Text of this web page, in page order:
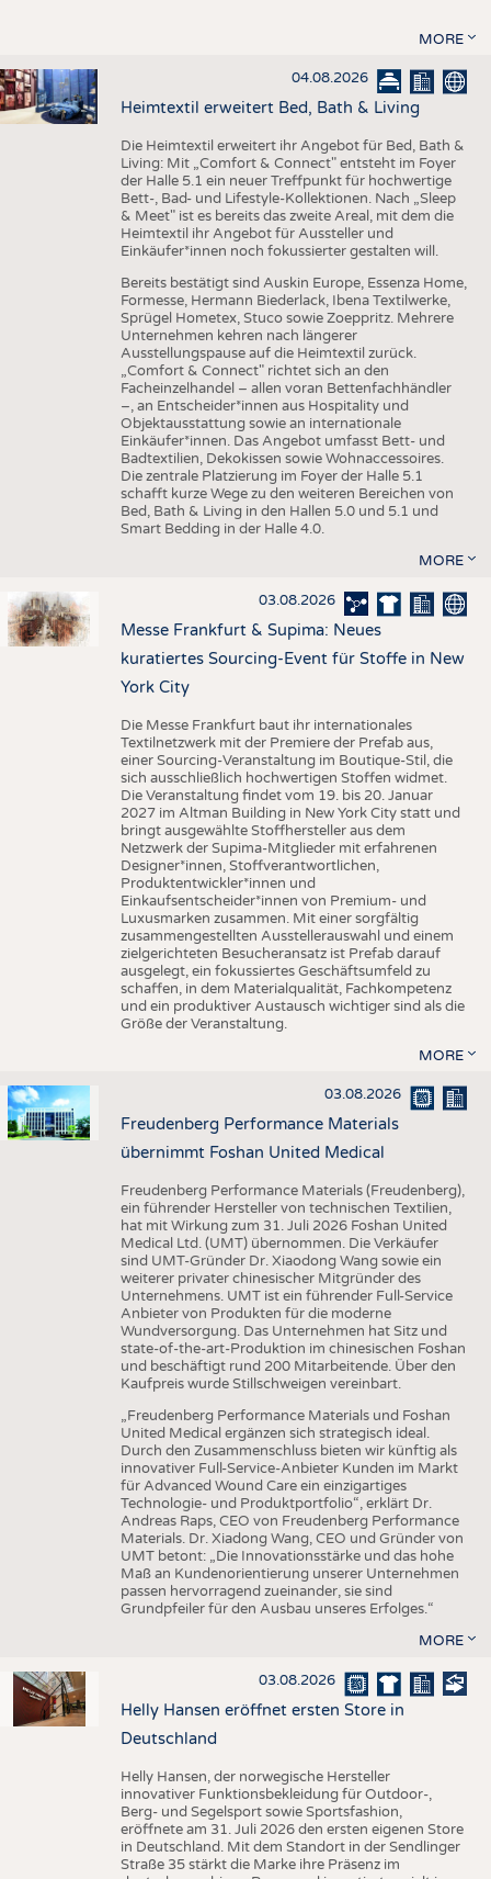
MORE
04.08.2026
Heimtextil erweitert Bed, Bath & Living
Die Heimtextil erweitert ihr Angebot für Bed, Bath &
Living: Mit „Comfort & Connect" entsteht im Foyer
der Halle 5.1 ein neuer Treffpunkt für hochwertige
Bett-, Bad- und Lifestyle-Kollektionen. Nach „Sleep
& Meet" ist es bereits das zweite Areal, mit dem die
Heimtextil ihr Angebot für Aussteller und
Einkäufer*innen noch fokussierter gestalten will.
Bereits bestätigt sind Auskin Europe, Essenza Home,
Formesse, Hermann Biederlack, Ibena Textilwerke,
Sprügel Hometex, Stuco sowie Zoeppritz. Mehrere
Unternehmen kehren nach längerer
Ausstellungspause auf die Heimtextil zurück.
„Comfort & Connect" richtet sich an den
Facheinzelhandel – allen voran Bettenfachhändler
–, an Entscheider*innen aus Hospitality und
Objektausstattung sowie an internationale
Einkäufer*innen. Das Angebot umfasst Bett- und
Badtextilien, Dekokissen sowie Wohnaccessoires.
Die zentrale Platzierung im Foyer der Halle 5.1
schafft kurze Wege zu den weiteren Bereichen von
Bed, Bath & Living in den Hallen 5.0 und 5.1 und
Smart Bedding in der Halle 4.0.
MORE
03.08.2026
Messe Frankfurt & Supima: Neues
kuratiertes Sourcing-Event für Stoffe in New
York City
Die Messe Frankfurt baut ihr internationales
Textilnetzwerk mit der Premiere der Prefab aus,
einer Sourcing-Veranstaltung im Boutique-Stil, die
sich ausschließlich hochwertigen Stoffen widmet.
Die Veranstaltung findet vom 19. bis 20. Januar
2027 im Altman Building in New York City statt und
bringt ausgewählte Stoffhersteller aus dem
Netzwerk der Supima-Mitglieder mit erfahrenen
Designer*innen, Stoffverantwortlichen,
Produktentwickler*innen und
Einkaufsentscheider*innen von Premium- und
Luxusmarken zusammen. Mit einer sorgfältig
zusammengestellten Ausstellerauswahl und einem
zielgerichteten Besucheransatz ist Prefab darauf
ausgelegt, ein fokussiertes Geschäftsumfeld zu
schaffen, in dem Materialqualität, Fachkompetenz
und ein produktiver Austausch wichtiger sind als die
Größe der Veranstaltung.
MORE
03.08.2026
Freudenberg Performance Materials
übernimmt Foshan United Medical
Freudenberg Performance Materials (Freudenberg),
ein führender Hersteller von technischen Textilien,
hat mit Wirkung zum 31. Juli 2026 Foshan United
Medical Ltd. (UMT) übernommen. Die Verkäufer
sind UMT-Gründer Dr. Xiaodong Wang sowie ein
weiterer privater chinesischer Mitgründer des
Unternehmens. UMT ist ein führender Full-Service
Anbieter von Produkten für die moderne
Wundversorgung. Das Unternehmen hat Sitz und
state-of-the-art-Produktion im chinesischen Foshan
und beschäftigt rund 200 Mitarbeitende. Über den
Kaufpreis wurde Stillschweigen vereinbart.
„Freudenberg Performance Materials und Foshan
United Medical ergänzen sich strategisch ideal.
Durch den Zusammenschluss bieten wir künftig als
innovativer Full-Service-Anbieter Kunden im Markt
für Advanced Wound Care ein einzigartiges
Technologie- und Produktportfolio“, erklärt Dr.
Andreas Raps, CEO von Freudenberg Performance
Materials. Dr. Xiadong Wang, CEO und Gründer von
UMT betont: „Die Innovationsstärke und das hohe
Maß an Kundenorientierung unserer Unternehmen
passen hervorragend zueinander, sie sind
Grundpfeiler für den Ausbau unseres Erfolges.“
MORE
03.08.2026
Helly Hansen eröffnet ersten Store in
Deutschland
Helly Hansen, der norwegische Hersteller
innovativer Funktionsbekleidung für Outdoor-,
Berg- und Segelsport sowie Sportsfashion,
eröffnete am 31. Juli 2026 den ersten eigenen Store
in Deutschland. Mit dem Standort in der Sendlinger
Straße 35 stärkt die Marke ihre Präsenz im